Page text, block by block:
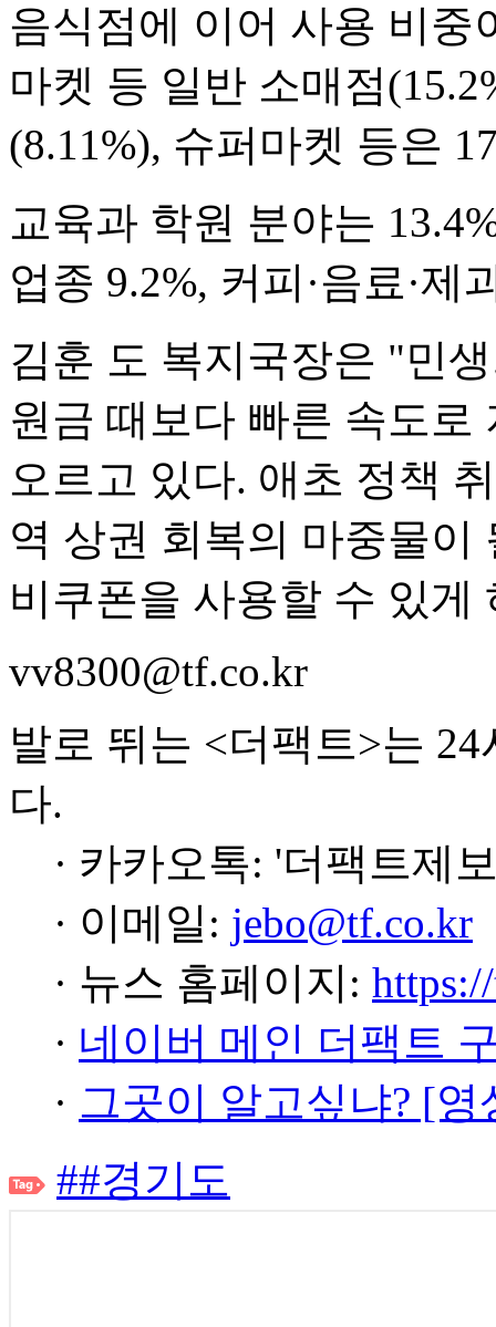
음식점에 이어 사용 비중
마켓 등 일반 소매점
(8.11%), 슈퍼마켓 등은
교육과 학원 분야는
업종 9.2%, 커피·음료·
김훈 도 복지국장은 "민
원금 때보다 빠른 속도로
오르고 있다. 애초 정책
역 상권 회복의 마중물이
비쿠폰을 사용할 수 있게
vv8300@tf.co.kr
발로 뛰는 <더팩트>는
다.
· 카카오톡: '더팩트제
· 이메일: jebo@tf.co.kr
· 뉴스 홈페이지:
· 네이버 메인 더팩트
· 그곳이 알고싶냐? [
##경기도